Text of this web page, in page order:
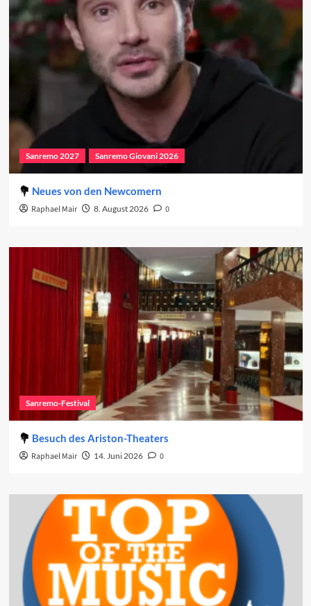
Sanremo 2027 Sanremo Giovani 2026
Neues von den Newcomern
Raphael Mair 8. August 2026 0
Sanremo-Festival
Besuch des Ariston-Theaters
Raphael Mair 14. Juni 2026 0